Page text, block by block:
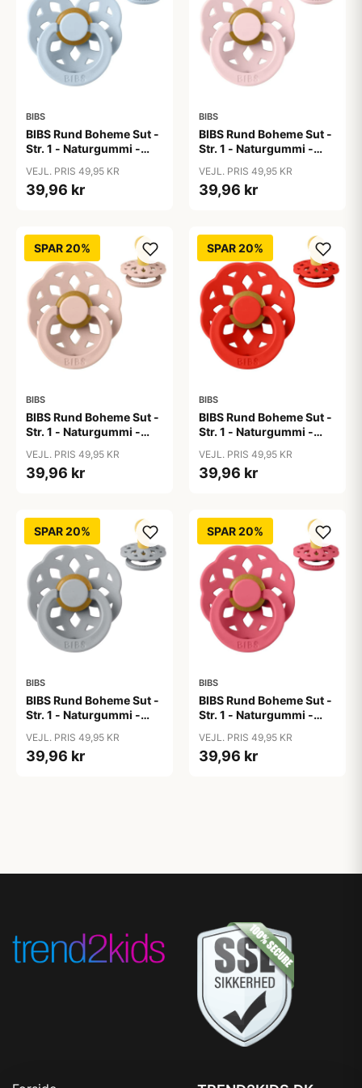
BIBS
BIBS Rund Boheme Sut -
Str. 1 - Naturgummi -
VEJL. PRIS 49,95 KR
39,96 kr
BIBS
BIBS Rund Boheme Sut -
Str. 1 - Naturgummi -
VEJL. PRIS 49,95 KR
39,96 kr
SPAR 20%
BIBS
BIBS Rund Boheme Sut -
Str. 1 - Naturgummi -
VEJL. PRIS 49,95 KR
39,96 kr
SPAR 20%
BIBS
BIBS Rund Boheme Sut -
Str. 1 - Naturgummi -
VEJL. PRIS 49,95 KR
39,96 kr
SPAR 20%
BIBS
BIBS Rund Boheme Sut -
Str. 1 - Naturgummi -
VEJL. PRIS 49,95 KR
39,96 kr
SPAR 20%
BIBS
BIBS Rund Boheme Sut -
Str. 1 - Naturgummi -
VEJL. PRIS 49,95 KR
39,96 kr